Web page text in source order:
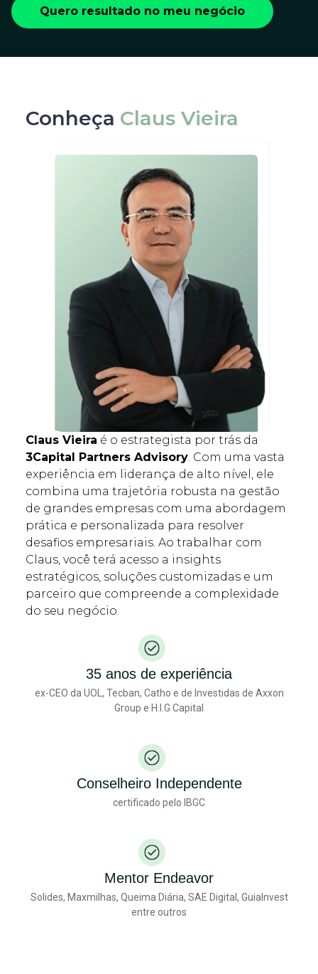
Quero resultado no meu negócio
Conheça Claus Vieira
Claus Vieira é o estrategista por trás da
3Capital Partners Advisory. Com uma vasta
experiência em liderança de alto nível, ele
combina uma trajetória robusta na gestão
de grandes empresas com uma abordagem
prática e personalizada para resolver
desafios empresariais. Ao trabalhar com
Claus, você terá acesso a insights
estratégicos, soluções customizadas e um
parceiro que compreende a complexidade
do seu negócio.
35 anos de experiência
ex-CEO da UOL, Tecban, Catho e de Investidas de Axxon
Group e H.I.G Capital
Conselheiro Independente
certificado pelo IBGC
Mentor Endeavor
Solides, Maxmilhas, Queima Diária, SAE Digital, GuiaInvest
entre outros